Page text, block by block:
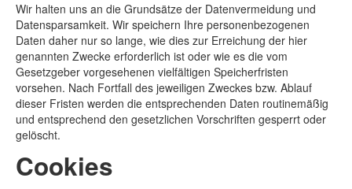
Wir halten uns an die Grundsätze der Datenvermeidung und
Datensparsamkeit. Wir speichern Ihre personenbezogenen
Daten daher nur so lange, wie dies zur Erreichung der hier
genannten Zwecke erforderlich ist oder wie es die vom
Gesetzgeber vorgesehenen vielfältigen Speicherfristen
vorsehen. Nach Fortfall des jeweiligen Zweckes bzw. Ablauf
dieser Fristen werden die entsprechenden Daten routinemäßig
und entsprechend den gesetzlichen Vorschriften gesperrt oder
gelöscht.
Cookies